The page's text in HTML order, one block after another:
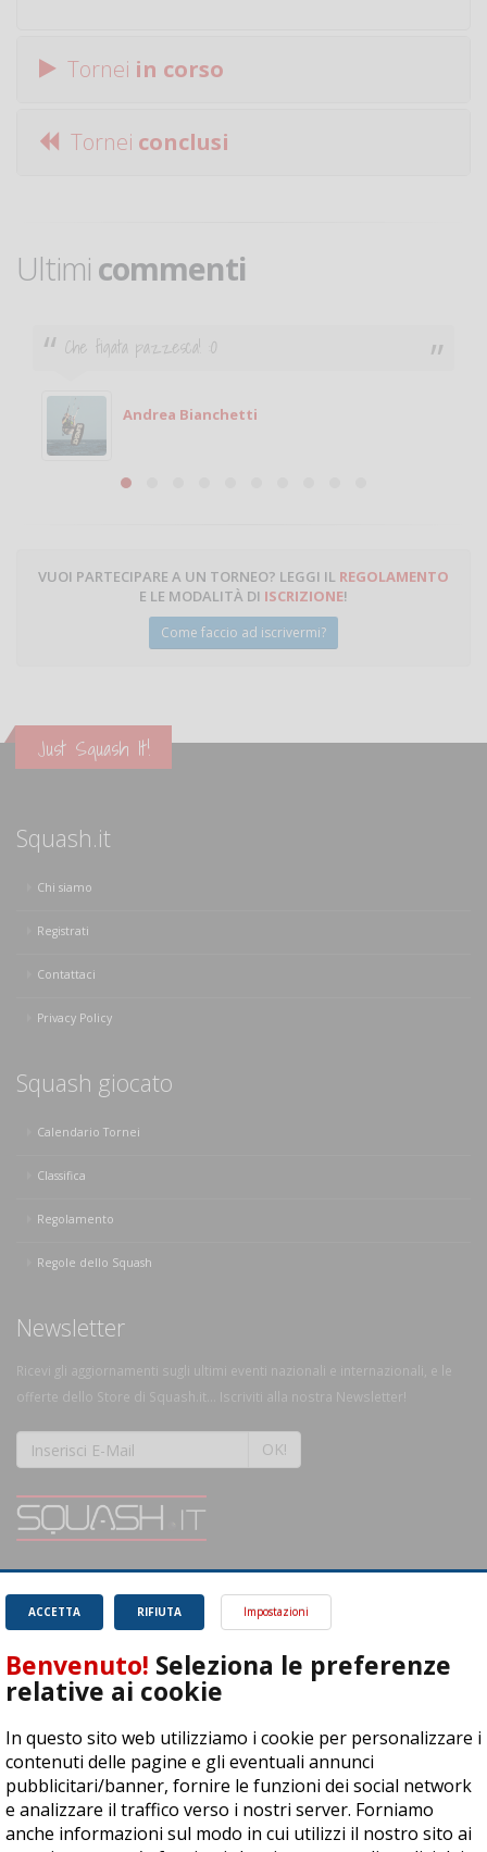
Tornei in corso
Tornei conclusi
Ultimi commenti
Ciao. Sono a Treviglio da poco e vorrei tornare a
giocare. Se sei in zona e puoi giocare fammi sapere.
Michele
Michele Miglionico
VUOI PARTECIPARE A UN TORNEO? LEGGI IL REGOLAMENTO
E LE MODALITÀ DI ISCRIZIONE!
Come faccio ad iscrivermi?
Just Squash It!
Squash.it
Chi siamo
Registrati
Contattaci
Privacy Policy
Squash giocato
Calendario Tornei
Classifica
Regolamento
Regole dello Squash
Newsletter
Ricevi gli aggiornamenti sugli ultimi eventi nazionali e internazionali, e le
offerte dello Store di Squash.it... Iscriviti alla nostra Newsletter!
OK!
magnifico sport.
Leggi
RIFIUTA
ACCETTA Impostazioni
Benvenuto! Seleziona le preferenze
relative ai cookie
In questo sito web utilizziamo i cookie per personalizzare i
contenuti delle pagine e gli eventuali annunci
pubblicitari/banner, fornire le funzioni dei social network
e analizzare il traffico verso i nostri server. Forniamo
anche informazioni sul modo in cui utilizzi il nostro sito ai
ASD Let's Sport - Via T. Olivelli 3, 25014 Castenedolo (BS) - P. Iva:
04278030988
© Copyright 2015 | All Rights Reserved - Powered byDynDevice
Privacy Policy Cookie Policy Accessibilità Sitemap